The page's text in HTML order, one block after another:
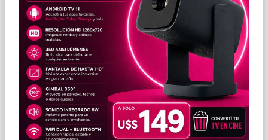
Inicio
VARIOS INFORMATICA
TECLADOS Y MOUSE